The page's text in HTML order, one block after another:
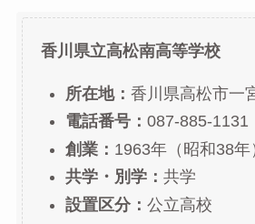
香川県立高松南高等学校
所在地： 香川県高松市一
電話番号： 087-885-1131
創業： 1963年（昭和38年
共学・別学： 共学
設置区分： 公立高校